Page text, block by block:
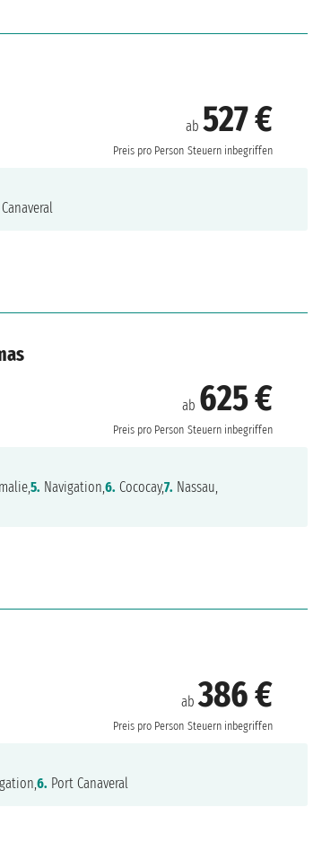
ab527 €
Preis pro Person Steuern inbegriffen
ab 625 €
Preis pro Person Steuern inbegriffen
5. Navigation,6. Cococay,7. Nassau,
ab386 €
Preis pro Person Steuern inbegriffen
6. Port Canaveral